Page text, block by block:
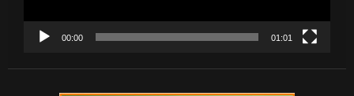
00:00 01:01